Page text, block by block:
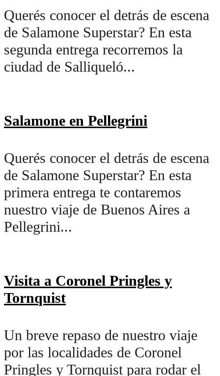
Querés conocer el detrás de escena
de Salamone Superstar? En esta
segunda entrega recorremos la
ciudad de Salliqueló...
Salamone en Pellegrini
Querés conocer el detrás de escena
de Salamone Superstar? En esta
primera entrega te contaremos
nuestro viaje de Buenos Aires a
Pellegrini...
Visita a Coronel Pringles y
Tornquist
Un breve repaso de nuestro viaje
por las localidades de Coronel
Pringles y Tornquist para rodar el